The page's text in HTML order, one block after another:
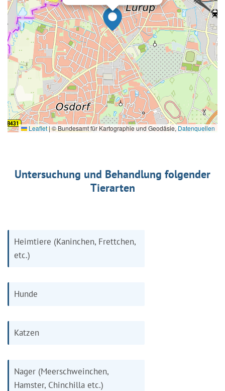
Leaflet|© Bundesamt für Kartographie und Geodäsie, Datenquellen
Untersuchung und Behandlung folgender
Tierarten
Heimtiere (Kaninchen, Frettchen,
etc.)
Hunde
Katzen
Nager (Meerschweinchen,
Hamster, Chinchilla etc.)